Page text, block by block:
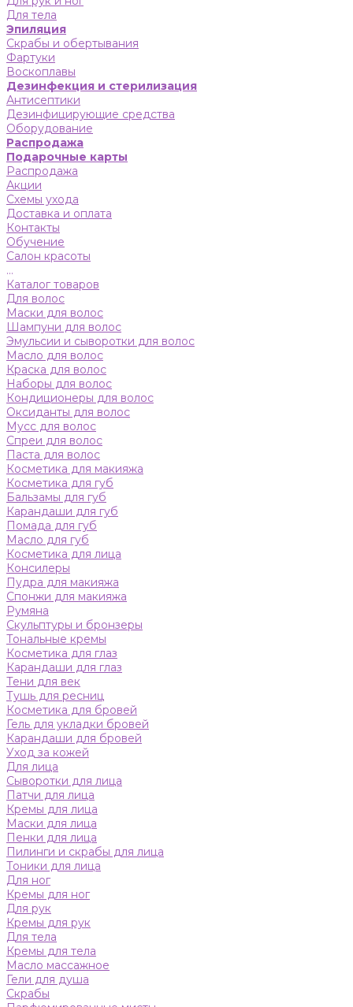
Для тела
Эпиляция
Скрабы и обертывания
Фартуки
Воскоплавы
Дезинфекция и стерилизация
Антисептики
Дезинфицирующие средства
Оборудование
Распродажа
Подарочные карты
Распродажа
Акции
Схемы ухода
Доставка и оплата
Контакты
Обучение
Салон красоты
...
Каталог товаров
Для волос
Маски для волос
Шампуни для волос
Эмульсии и сыворотки для волос
Масло для волос
Краска для волос
Наборы для волос
Кондиционеры для волос
Оксиданты для волос
Мусс для волос
Спреи для волос
Паста для волос
Косметика для макияжа
Косметика для губ
Бальзамы для губ
Карандаши для губ
Помада для губ
Масло для губ
Косметика для лица
Консилеры
Пудра для макияжа
Спонжи для макияжа
Румяна
Скульптуры и бронзеры
Тональные кремы
Косметика для глаз
Карандаши для глаз
Тени для век
Тушь для ресниц
Косметика для бровей
Гель для укладки бровей
Карандаши для бровей
Уход за кожей
Для лица
Сыворотки для лица
Патчи для лица
Кремы для лица
Маски для лица
Пенки для лица
Пилинги и скрабы для лица
Тоники для лица
Для ног
Кремы для ног
Для рук
Кремы для рук
Для тела
Кремы для тела
Масло массажное
Гели для душа
Скрабы